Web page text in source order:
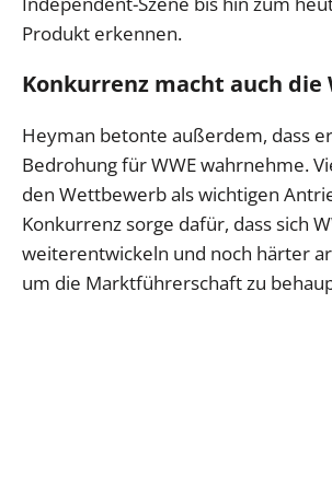
Produkt erkennen.
Konkurrenz macht auch die
Heyman betonte außerdem, dass
Bedrohung für WWE wahrnehme.
den Wettbewerb als wichtigen
Konkurrenz sorge dafür, dass sich
weiterentwickeln und noch härter
um die Marktführerschaft zu